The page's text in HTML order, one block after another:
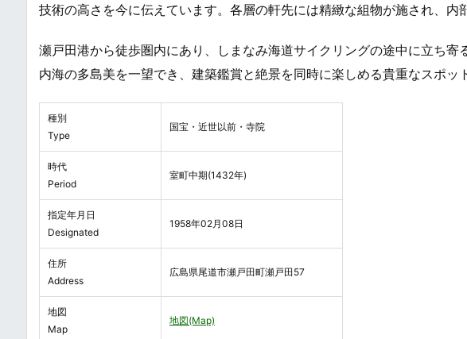
技術の高さを今に伝えています。各層の軒先には精緻な組物が施され、内
瀬戸田港から徒歩圏内にあり、しまなみ海道サイクリングの途中に立ち
内海の多島美を一望でき、建築鑑賞と絶景を同時に楽しめる貴重なスポッ
種別
Type
国宝・近世以前・寺院
時代
Period
室町中期(1432年)
指定年月日
Designated
1958年02月08日
住所
Address
広島県尾道市瀬戸田町瀬戸田57
地図
Map
地図(Map)